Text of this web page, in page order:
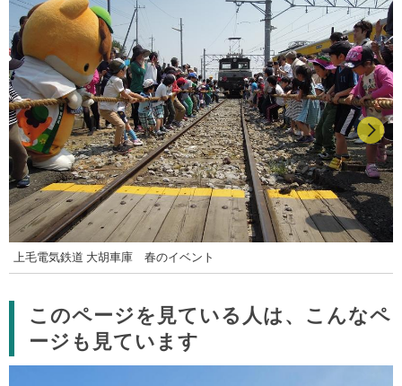
上毛電気鉄道 大胡車庫 春のイベント
このページを見ている人は、こんなペ
ージも見ています